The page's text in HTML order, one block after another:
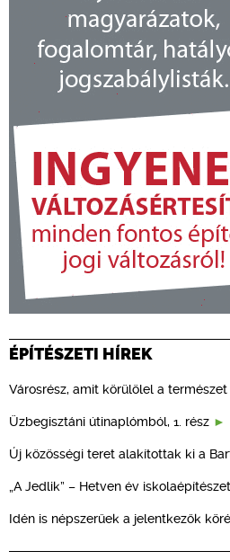
ÉPÍTÉSZETI HÍREK
Városrész, amit körülölel a természet
Üzbegisztáni útinaplómból, 1. rész
Új közösségi teret alakítottak ki a
„A Jedlik” – Hetven év
Idén is népszerűek a jelentkezők